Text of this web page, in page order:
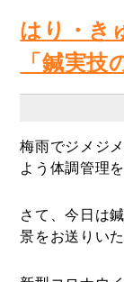
はり・き
「鍼実技
梅雨でジメジ
よう体調管理
さて、今日は
景をお送りいた